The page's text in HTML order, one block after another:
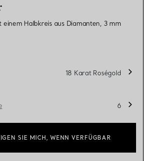
einem Halbkreis aus Diamanten, 3 mm
18 Karat Roségold
6
SIE MICH, WENN VERFÜGBAR